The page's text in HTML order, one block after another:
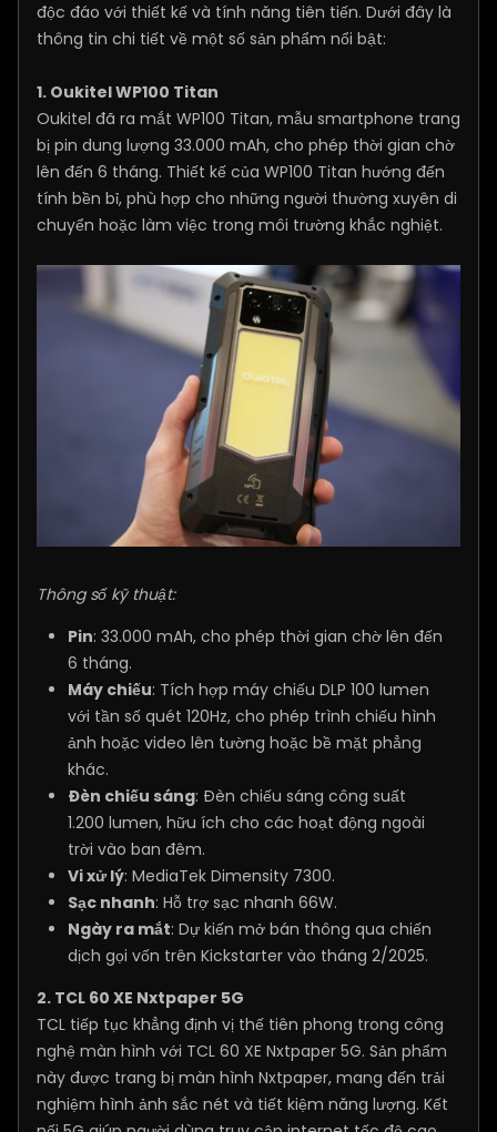
độc đáo với thiết kế và tính năng tiên tiến. Dưới đây là
thông tin chi tiết về một số sản phẩm nổi bật:
1. Oukitel WP100 Titan
Oukitel đã ra mắt WP100 Titan, mẫu smartphone trang
bị pin dung lượng 33.000 mAh, cho phép thời gian chờ
lên đến 6 tháng. Thiết kế của WP100 Titan hướng đến
tính bền bỉ, phù hợp cho những người thường xuyên di
chuyển hoặc làm việc trong môi trường khắc nghiệt.
Thông số kỹ thuật:
Pin: 33.000 mAh, cho phép thời gian chờ lên đến
6 tháng.
Máy chiếu: Tích hợp máy chiếu DLP 100 lumen
với tần số quét 120Hz, cho phép trình chiếu hình
ảnh hoặc video lên tường hoặc bề mặt phẳng
khác.
Đèn chiếu sáng: Đèn chiếu sáng công suất
1.200 lumen, hữu ích cho các hoạt động ngoài
trời vào ban đêm.
Vi xử lý: MediaTek Dimensity 7300.
Sạc nhanh: Hỗ trợ sạc nhanh 66W.
Ngày ra mắt: Dự kiến mở bán thông qua chiến
dịch gọi vốn trên Kickstarter vào tháng 2/2025.
2. TCL 60 XE Nxtpaper 5G
TCL tiếp tục khẳng định vị thế tiên phong trong công
nghệ màn hình với TCL 60 XE Nxtpaper 5G. Sản phẩm
này được trang bị màn hình Nxtpaper, mang đến trải
nghiệm hình ảnh sắc nét và tiết kiệm năng lượng. Kết